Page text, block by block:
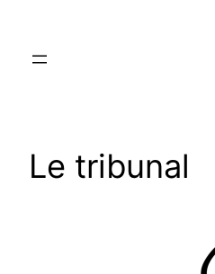
contenu
Le tribunal